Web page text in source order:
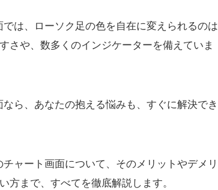
は、ローソク足の色を自在に変えられるのは
さや、数多くのインジケーターを備えていま
ら、あなたの抱える悩みも、すぐに解決でき
ャート画面について、そのメリットやデメリ
方まで、すべてを徹底解説します。